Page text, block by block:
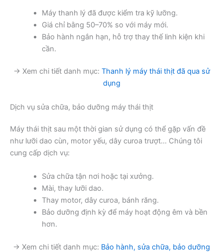
Máy thanh lý đã được kiểm tra kỹ lưỡng.
Giá chỉ bằng 50–70% so với máy mới.
Bảo hành ngắn hạn, hỗ trợ thay thế linh kiện khi
cần.
→ Xem chi tiết danh mục: Thanh lý máy thái thịt đã qua sử
dụng
Dịch vụ sửa chữa, bảo dưỡng máy thái thịt
Máy thái thịt sau một thời gian sử dụng có thể gặp vấn đề
như lưỡi dao cùn, motor yếu, dây curoa trượt… Chúng tôi
cung cấp dịch vụ:
Sửa chữa tận nơi hoặc tại xưởng.
Mài, thay lưỡi dao.
Thay motor, dây curoa, bánh răng.
Bảo dưỡng định kỳ để máy hoạt động êm và bền
hơn.
→ Xem chi tiết danh mục: Bảo hành, sửa chữa, bảo dưỡng